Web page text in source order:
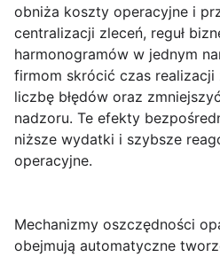
obniża koszty operacyjne i
centralizacji zleceń, reguł
harmonogramów w jednym
firmom skrócić czas realizacji
liczbę błędów oraz
nadzoru. Te efekty
niższe wydatki i szybsze
operacyjne.
Mechanizmy oszczędności
obejmują automatyczne